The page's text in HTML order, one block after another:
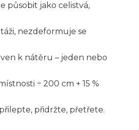
působit jako celistvá,
nezdeformuje se
k nátěru – jeden nebo
÷ 200 cm + 15 %
přidržte, přetřete.